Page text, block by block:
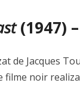
(1947)
de Jacques
filme noir